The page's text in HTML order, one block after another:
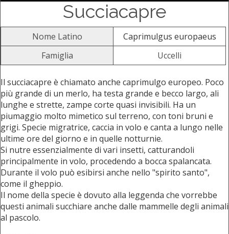
Succiacapre
Nome Latino
Caprimulgus europaeus
Famiglia
Uccelli
Il succiacapre è chiamato anche caprimulgo europeo. Poco
più grande di un merlo, ha testa grande e becco largo, ali
lunghe e strette, zampe corte quasi invisibili. Ha un
piumaggio molto mimetico sul terreno, con toni bruni e
grigi. Specie migratrice, caccia in volo e canta a lungo nelle
ultime ore del giorno e in quelle notturnie.
Si nutre essenzialmente di vari insetti, catturandoli
principalmente in volo, procedendo a bocca spalancata.
Durante il volo può esibirsi anche nello "spirito santo",
come il gheppio.
Il nome della specie è dovuto alla leggenda che vorrebbe
questi animali succhiare anche dalle mammelle degli animali
al pascolo.